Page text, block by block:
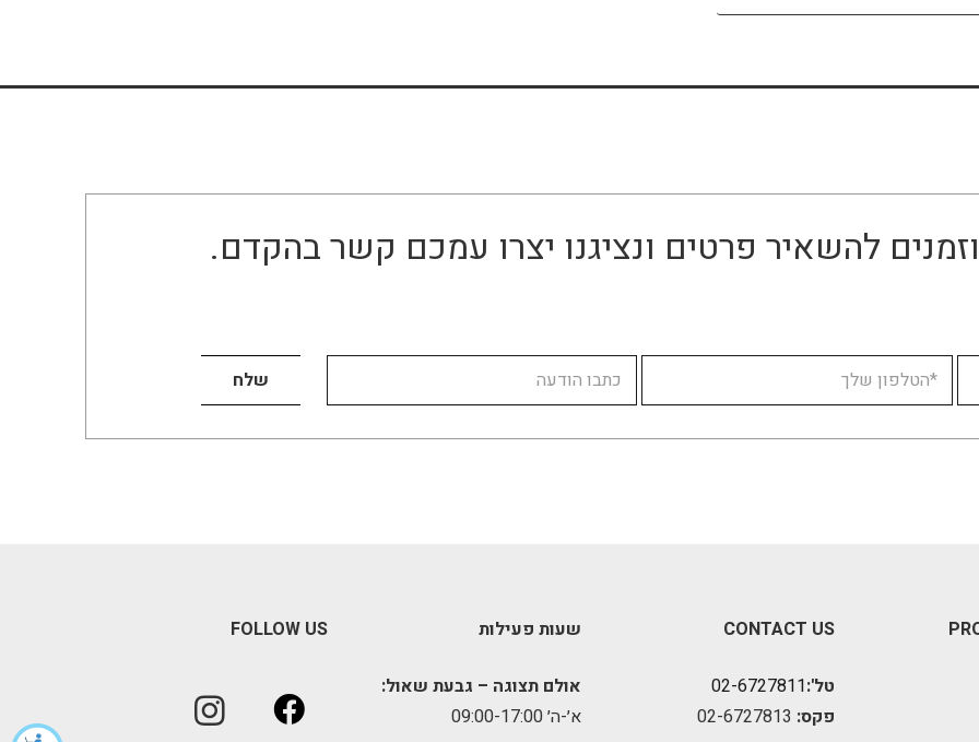
להשאיר פרטים ונציגנו יצרו עמכם קשר בהקדם.
CONTACT US
טל':02-6727811
פקס:
שעות פעילות
אולם תצוגה – גבעת שאול:
א׳-ה׳ 09:00-17:00
FOLLOW US